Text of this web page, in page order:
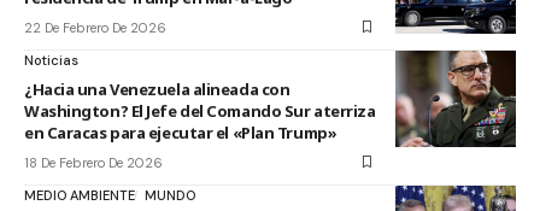
22 De Febrero De 2026
Noticias
¿Hacia una Venezuela alineada con
Washington? El Jefe del Comando Sur aterriza
en Caracas para ejecutar el «Plan Trump»
18 De Febrero De 2026
MEDIO AMBIENTE MUNDO